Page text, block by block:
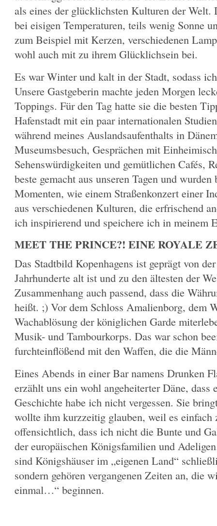
als eines der glücklichsten Kulturen der Welt.
bei eisigen Temperaturen, teils wenig Sonne
zum Beispiel mit Kerzen, verschiedenen
wohl auch mit zu ihrem Glücklichsein bei.
Es war Winter und kalt in der Stadt, sodass
Unsere Gastgeberin machte jeden Morgen
Toppings. Für den Tag hatte sie die besten
Hafenstadt mit ein paar internationalen
während meines Auslandsaufenthalts in
Museumsbesuch, Gesprächen mit
Sehenswürdigkeiten und gemütlichen Cafés,
beste gemacht aus unseren Tagen und
Momenten, wie einem Straßenkonzert einer
aus verschiedenen Kulturen, die erfrischend
ich inspirierend und speichere ich in meinem
MEET THE PRINCE?! EINE ROYALE
Das Stadtbild Kopenhagens ist geprägt von
Jahrhunderte alt ist und zu den ältesten der
Zusammenhang auch passend, dass die
heißt. ;) Vor dem Schloss Amalienborg, dem
Wachablösung der königlichen Garde
Musik- und Tambourkorps. Das war schon
furchteinflößend mit den Waffen, die die
Eines Abends in einer Bar namens Drunken
erzählt uns ein wohl angeheiterter Däne, dass
Geschichte habe ich nicht vergessen. Sie
wollte ihm kurzzeitig glauben, weil es
offensichtlich, dass ich nicht die Bunte und
der europäischen Königsfamilien und
sind Königshäuser im „eigenen Land“
sondern gehören vergangenen Zeiten an, die
einmal…“ beginnen.